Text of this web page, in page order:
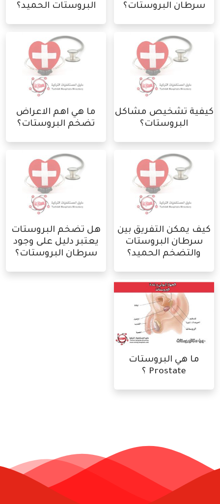
سرطان البروستات؟
البروستات الحميد؟
كيفية تشخيص مشاكل
البروستات؟
ما هي اهم الاعراض
تضخم البروستات؟
كيف يمكن التفريق بين
سرطان البروستات
والتضخم الحميد؟
هل تضخم البروستات
يعتبر دليل على وجود
سرطان البروستات؟
ما هي البروستات
Prostate ؟